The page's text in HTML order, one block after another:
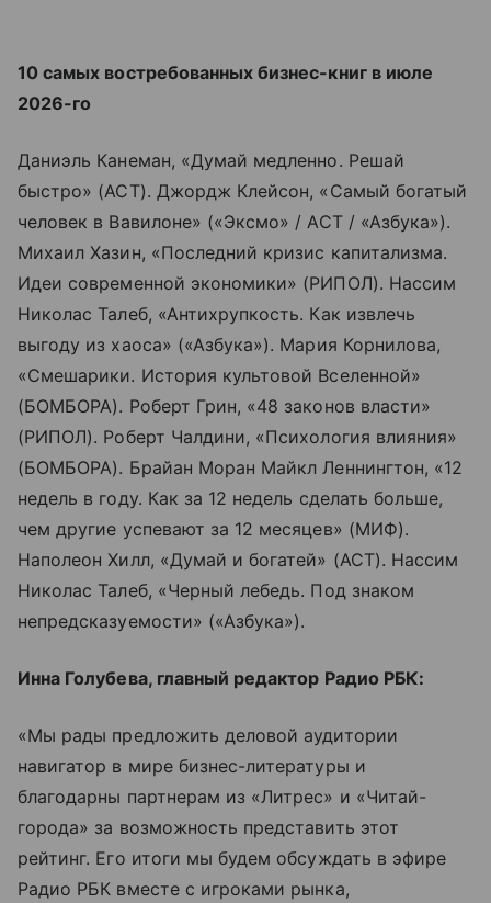
10 самых востребованных бизнес-книг в июле
2026-го
Даниэль Канеман, «Думай медленно. Решай
быстро» (АСТ). Джордж Клейсон, «Самый богатый
человек в Вавилоне» («Эксмо» / АСТ / «Азбука»).
Михаил Хазин, «Последний кризис капитализма.
Идеи современной экономики» (РИПОЛ). Нассим
Николас Талеб, «Антихрупкость. Как извлечь
выгоду из хаоса» («Азбука»). Мария Корнилова,
«Смешарики. История культовой Вселенной»
(БОМБОРА). Роберт Грин, «48 законов власти»
(РИПОЛ). Роберт Чалдини, «Психология влияния»
(БОМБОРА). Брайан Моран Майкл Леннингтон, «12
недель в году. Как за 12 недель сделать больше,
чем другие успевают за 12 месяцев» (МИФ).
Наполеон Хилл, «Думай и богатей» (АСТ). Нассим
Николас Талеб, «Черный лебедь. Под знаком
непредсказуемости» («Азбука»).
Инна Голубева, главный редактор Радио РБК:
«Мы рады предложить деловой аудитории
навигатор в мире бизнес-литературы и
благодарны партнерам из «Литрес» и «Читай-
города» за возможность представить этот
рейтинг. Его итоги мы будем обсуждать в эфире
Радио РБК вместе с игроками рынка,